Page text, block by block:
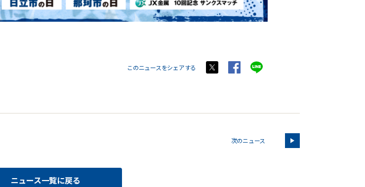
このニュースをシェアする
次のニュース
ニュース一覧に戻る